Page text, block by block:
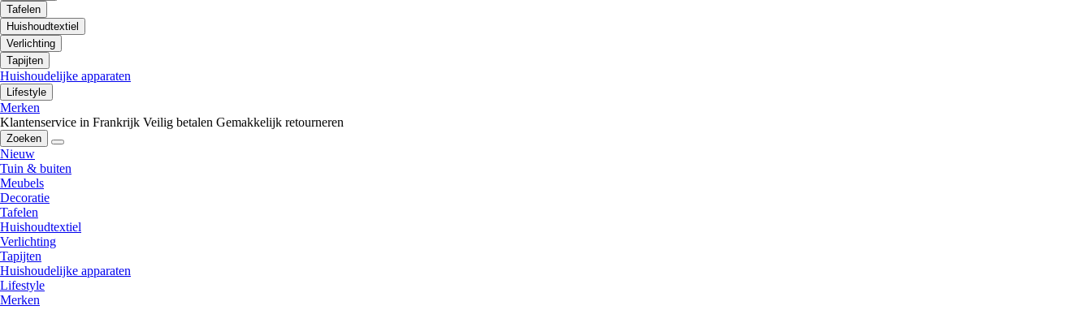
Tafelen
Huishoudtextiel
Verlichting
Tapijten
Huishoudelijke apparaten
Lifestyle
Merken
Klantenservice in Frankrijk Veilig betalen Gemakkelijk retourneren
Zoeken
Nieuw
Tuin & buiten
Meubels
Decoratie
Tafelen
Huishoudtextiel
Verlichting
Tapijten
Huishoudelijke apparaten
Lifestyle
Merken